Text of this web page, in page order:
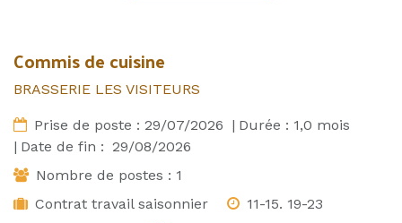
Commis de cuisine
BRASSERIE LES VISITEURS
Prise de poste : 29/07/2026 | Durée : 1,0 mois
| Date de fin : 29/08/2026
Nombre de postes : 1
Contrat travail saisonnier
11-15. 19-23